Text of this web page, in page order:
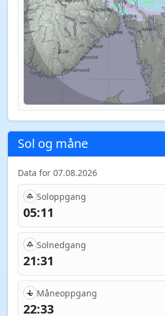
Sol og måne
Data for 07.08.2026
Soloppgang
05:11
Solnedgang
21:31
Måneoppgang
22:33